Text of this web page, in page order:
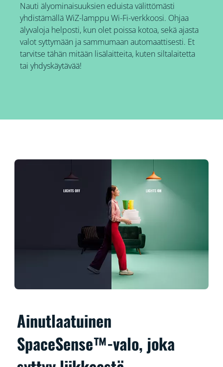
Nauti älyominaisuuksien eduista välittömästi
yhdistämällä WiZ-lamppu Wi-Fi-verkkoosi. Ohjaa
älyvaloja helposti, kun olet poissa kotoa, sekä ajasta
valot syttymään ja sammumaan automaattisesti. Et
tarvitse tähän mitään lisälaitteita, kuten siltalaitetta
tai yhdyskäytävää!
Ainutlaatuinen
SpaceSense™-valo, joka